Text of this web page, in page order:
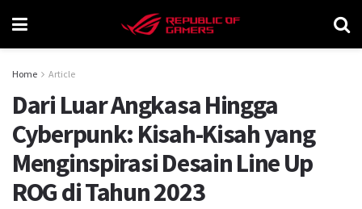
Home Article
Dari Luar Angkasa Hingga
Cyberpunk: Kisah-Kisah yang
Menginspirasi Desain Line Up
ROG di Tahun 2023